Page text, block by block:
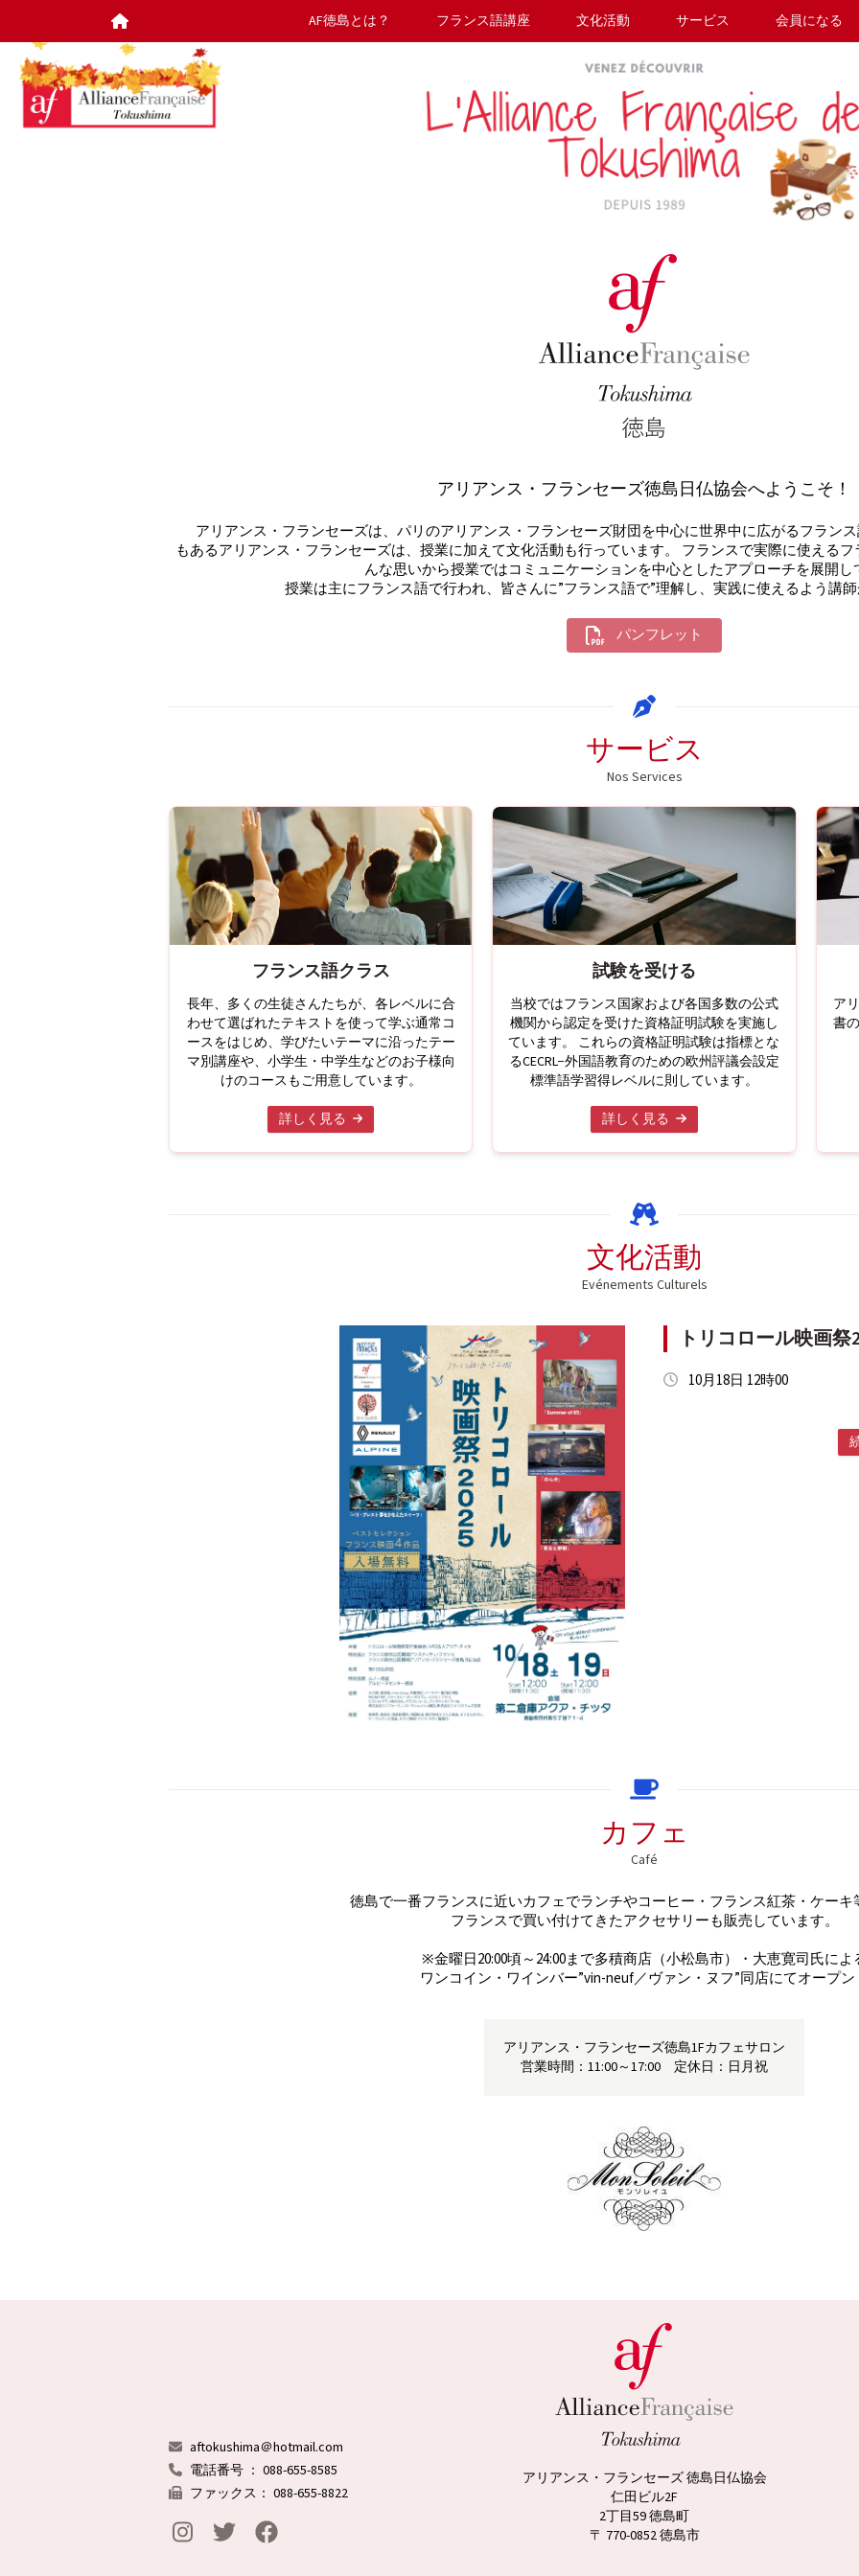
AF徳島とは？ フランス語講座 文化活動 サービス 会員になる
アリアンス・フランセーズ徳島日仏協会へようこそ！
もあるアリアンス・フランセーズは、授業に加えて文化活動も行っています。 フランスで実際に使える
んな思いから授業ではコミュニケーションを中心としたアプローチを展開し
授業は主にフランス語で行われ、皆さんに”フランス語で”理解し、実践に使えるよう講
パンフレット
サービス
Nos Services
フランス語クラス
長年、多くの生徒さんたちが、各レベルに合
わせて選ばれたテキストを使って学ぶ通常コ
ースをはじめ、学びたいテーマに沿ったテー
マ別講座や、小学生・中学生などのお子様向
けのコースもご用意しています。
詳しく見る
試験を受ける
当校ではフランス国家および各国多数の公式
機関から認定を受けた資格証明試験を実施し
ています。 これらの資格証明試験は指標とな
るCECRL−外国語教育のための欧州評議会設定
標準語学習得レベルに則しています。
詳しく見る
ア
書
文化活動
Evénements Culturels
トリコロール映画祭
10月18日 12時00
カフェ
Café
徳島で一番フランスに近いカフェでランチやコーヒー・フランス紅茶・ケーキ
フランスで買い付けてきたアクセサリーも販売しています。
※金曜日20:00頃～24:00まで多積商店（小松島市）・大恵寛司氏によ
ワンコイン・ワインバー”vin-neuf／ヴァン・ヌフ”同店にてオープン
アリアンス・フランセーズ徳島1Fカフェサロン
営業時間：11:00～17:00　定休日：日月祝
aftokushima＠hotmail.com
電話番号 ： 088-655-8585
ファックス： 088-655-8822
アリアンス・フランセーズ 徳島日仏協会
仁田ビル2F
2丁目59 徳島町
〒 770-0852 徳島市